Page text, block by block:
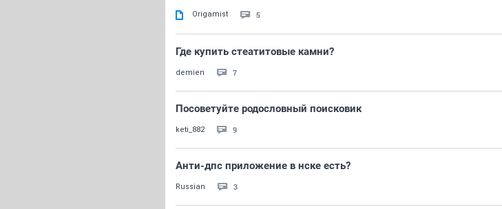
Origamist 5
Где купить стеатитовые камни?
demien 7
Посоветуйте родословный поисковик
keti_882 9
Анти-дпс приложение в нске есть?
Russian 3